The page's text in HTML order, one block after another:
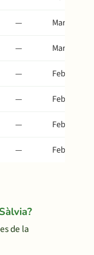
—
Mar 22
—
Mar 9
—
Feb 23
—
Feb 23
—
Feb 23
— Feb 23
de la